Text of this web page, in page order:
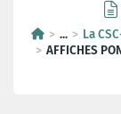
...
La
AFFICHES